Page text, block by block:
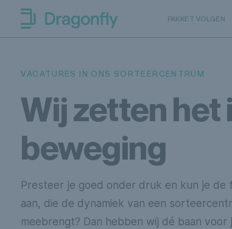
Skip to navigation
SKip to content
Dragonfly Shipping NL
PAKKET VOLGEN
VACATURES IN ONS SORTEERCENTRUM
Wij zetten het
beweging
Presteer je goed onder druk en kun je de
aan, die de dynamiek van een
meebrengt? Dan hebben wij dé baan voor